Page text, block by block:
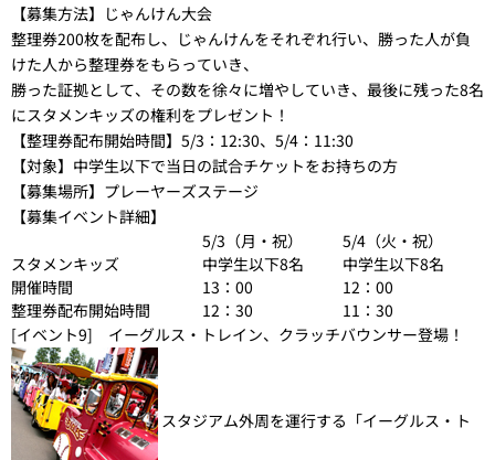
【募集方法】 じゃんけん大会
整理券200枚を配布し、じゃんけんをそれぞれ行い、勝った人が負
けた人から整理券をもらっていき、
勝った証拠として、その数を徐々に増やしていき、最後に残った8名
にスタメンキッズの権利をプレゼント！
【整理券配布開始時間】 5/3：12:30、5/4：11:30
【対象】 中学生以下で当日の試合チケットをお持ちの方
【募集場所】 プレーヤーズステージ
【募集イベント詳細】
5/3（月・祝）
5/4（火・祝）
スタメンキッズ
中学生以下8名
中学生以下8名
開催時間
13：00
12：00
整理券配布開始時間
12：30
11：30
[イベント9] イーグルス・トレイン、クラッチバウンサー登場！
スタジアム外周を運行する「イーグルス・ト